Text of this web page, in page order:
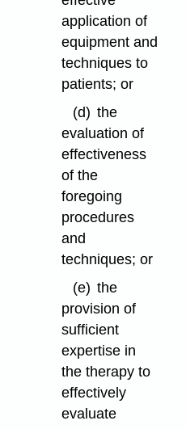
application of
equipment and
techniques to
patients; or
(d) the
evaluation of
effectiveness
of the
foregoing
procedures
and
techniques; or
(e) the
provision of
sufficient
expertise in
the therapy to
effectively
evaluate